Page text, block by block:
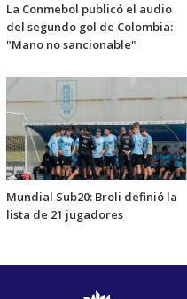
La Conmebol publicó el audio
del segundo gol de Colombia:
"Mano no sancionable"
Mundial Sub20: Broli definió la
lista de 21 jugadores